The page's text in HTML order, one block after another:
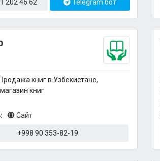
202 46 62 Telegram бот
книг в Узбекистане,
книг
Сайт
+998 90 353-82-19